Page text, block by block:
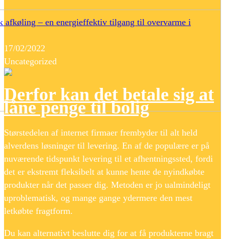
afkøling – en energieffektiv tilgang til overvarme i
17/02/2022
Uncategorized
Derfor kan det betale sig at
låne penge til bolig
Størstedelen af internet firmaer frembyder til alt held
alverdens løsninger til levering. En af de populære er på
nuværende tidspunkt levering til et afhentningssted, fordi
det er ekstremt fleksibelt at kunne hente de nyindkøbte
produkter når det passer dig. Metoden er jo ualmindeligt
uproblematisk, og mange gange ydermere den mest
letkøbte fragtform.
Du kan alternativt beslutte dig for at få produkterne bragt